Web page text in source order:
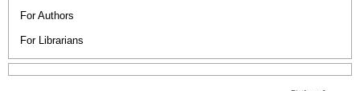
For Authors
For Librarians